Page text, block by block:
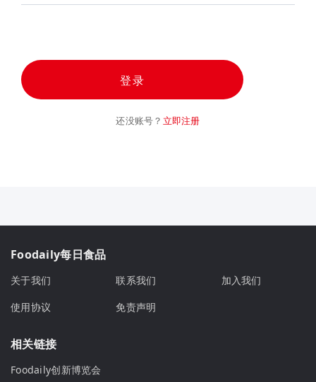
登录
还没账号？ 立即注册
Foodaily每日食品
关于我们 联系我们
加入我们
使用协议
免责声明
相关链接
Foodaily创新博览会